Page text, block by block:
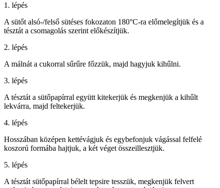
1. lépés
A sütőt alsó-/felső sütéses fokozaton 180°C-ra előmelegítjük és a
tésztát a csomagolás szerint előkészítjük.
2. lépés
A málnát a cukorral sűrűre főzzük, majd hagyjuk kihűlni.
3. lépés
A tésztát a sütőpapírral együtt kitekerjük és megkenjük a kihűlt
lekvárra, majd feltekerjük.
4. lépés
Hosszában középen kettévágjuk és egybefonjuk vágással felfelé
koszorú formába hajtjuk, a két véget összeillesztjük.
5. lépés
A tésztát sütőpapírral bélelt tepsire tesszük, megkenjük felvert